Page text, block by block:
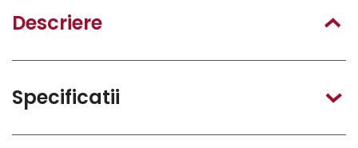
Descriere
Specificatii